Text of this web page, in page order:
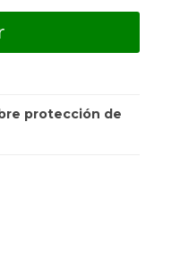
protección de